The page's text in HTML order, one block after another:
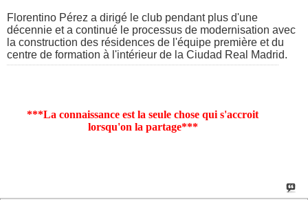
Florentino Pérez a dirigé le club pendant plus d'une
décennie et a continué le processus de modernisation avec
la construction des résidences de l'équipe première et du
centre de formation à l'intérieur de la Ciudad Real Madrid.
***La connaissance est la seule chose qui s'accroit
lorsqu'on la partage***